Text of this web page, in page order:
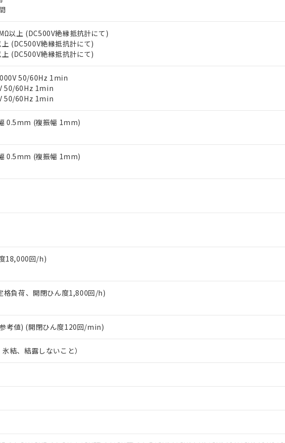
以上 (DC500V絶縁抵抗計にて)
(DC500V絶縁抵抗計にて)
(DC500V絶縁抵抗計にて)
50/60Hz 1min
50/60Hz 1min
50/60Hz 1min
0.5mm (複振幅 1mm)
0.5mm (複振幅 1mm)
18,000回/h)
負荷、開閉ひん度1,800回/h)
考値) (開閉ひん度120回/min)
結、結露しないこと）
ている必要があります。
お客様が当ウェブサイト上で当社にご登録された部品リストについて、当社および
が、当社の製品・サービスに関するお客様との取引・商談に必要な範囲で利用する
さい。
※当社の共同利用者とは、"個人情報の共同利用に関して"
の「1.共同利用者の
いる法人を指します。
※3 非含有証明書ダウンロード
下記の非含有証明書をダウンロードすることができます。
EU RoHS指令（10物質）の非含有証明書
51物質の非含有証明書（当社基準）
※本証明書は発行日時点で非含有を証明するもので、過去に遡って非含有を証明するも
混在することから備考欄に対応日を記載しておりました。
既に当社にて対応品への在庫切替を完了していることから、特段のことがない限り、
「ｅ」：有害物質（10物質）のすべてが基準値以下であることを示します。
「10」：通常の使用状況下において有害物質が外部に漏えいし、環境に深刻な影響を及
「－」：未確認です。当社販売部門へお問い合わせください。
空
白
受注生産機種、また在庫状況の情報を公開していない機種